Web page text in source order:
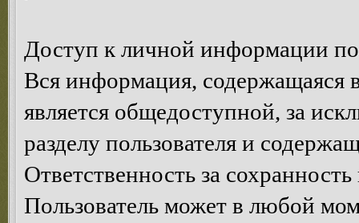
Доступ к личной информации
Вся информация, содержащаяся
является общедоступной, за
разделу пользователя и
Ответственность за
Пользователь может в любой